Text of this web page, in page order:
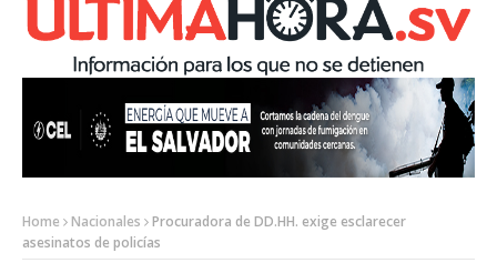
Home Nacionales
Procuradora de DD.HH. exige esclarecer
asesinatos de policías